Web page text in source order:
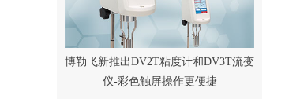
博勒飞新推出DV2T粘度计和DV3T流变
仪-彩色触屏操作更便捷